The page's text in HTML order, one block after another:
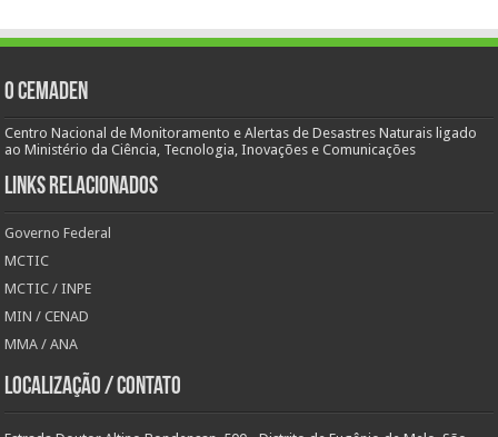
O Cemaden
Centro Nacional de Monitoramento e Alertas de Desastres Naturais ligado
ao Ministério da Ciência, Tecnologia, Inovações e Comunicações
Links Relacionados
Governo Federal
MCTIC
MCTIC / INPE
MIN / CENAD
MMA / ANA
Localização / Contato